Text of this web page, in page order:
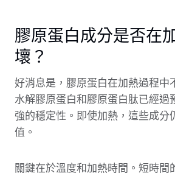
膠原蛋白成分是否在
壞？
好消息是，膠原蛋白在加熱過程中
水解膠原蛋白和膠原蛋白肽已經過
強的穩定性。即使加熱，這些成分
值。
關鍵在於溫度和加熱時間。短時間